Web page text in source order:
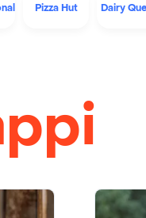
Pizza Hut Dairy